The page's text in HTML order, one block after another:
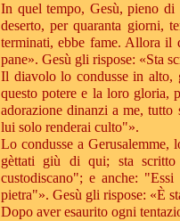
In quel tempo, Gesù, pieno
deserto, per quaranta giorni,
terminati, ebbe fame. Allora
pane». Gesù gli rispose: «Sta
Il diavolo lo condusse in alto,
questo potere e la loro gloria,
adorazione dinanzi a me,
lui solo renderai culto"».
Lo condusse a
gèttati giù di qui; sta
custodiscano"; e anche:
pietra"». Gesù gli rispose: «È
Dopo aver esaurito ogni